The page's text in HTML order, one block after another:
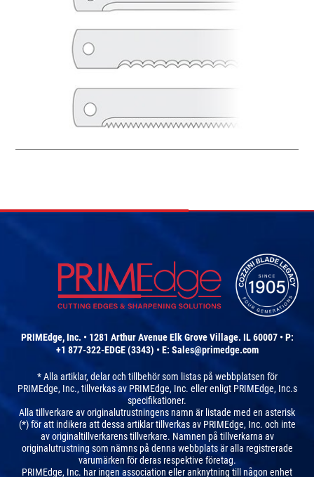
PRIMEdge, Inc. • 1281 Arthur Avenue Elk Grove Village. IL 60007 • P:
+1 877-322-EDGE (3343) • E: Sales@primedge.com
* Alla artiklar, delar och tillbehör som listas på webbplatsen för
PRIMEdge, Inc., tillverkas av PRIMEdge, Inc. eller enligt PRIMEdge, Inc.s
specifikationer.
Alla tillverkare av originalutrustningens namn är listade med en asterisk
(*) för att indikera att dessa artiklar tillverkas av PRIMEdge, Inc. och inte
av originaltillverkarens tillverkare. Namnen på tillverkarna av
originalutrustning som nämns på denna webbplats är alla registrerade
varumärken för deras respektive företag.
PRIMEdge, Inc. har ingen association eller anknytning till någon enhet